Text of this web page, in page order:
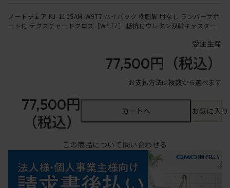
ノートチェア KJ-110SAM-W9T7 ハイバック 樹脂脚 肘なし ランバーサポ
ート付 テクスチャードクロス［W9T7］ 抵抗付ウレタン双輪キャスター
受注生産
77,500円 （税込）
お支払方法は複数から選べます
77,500円
（税込）
カートへ お気に入
この商品について問い合わせる